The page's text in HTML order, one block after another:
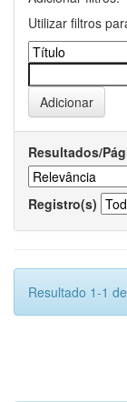
Utilizar filtros
Resultados/
Registro(s)
Resultado 1-1